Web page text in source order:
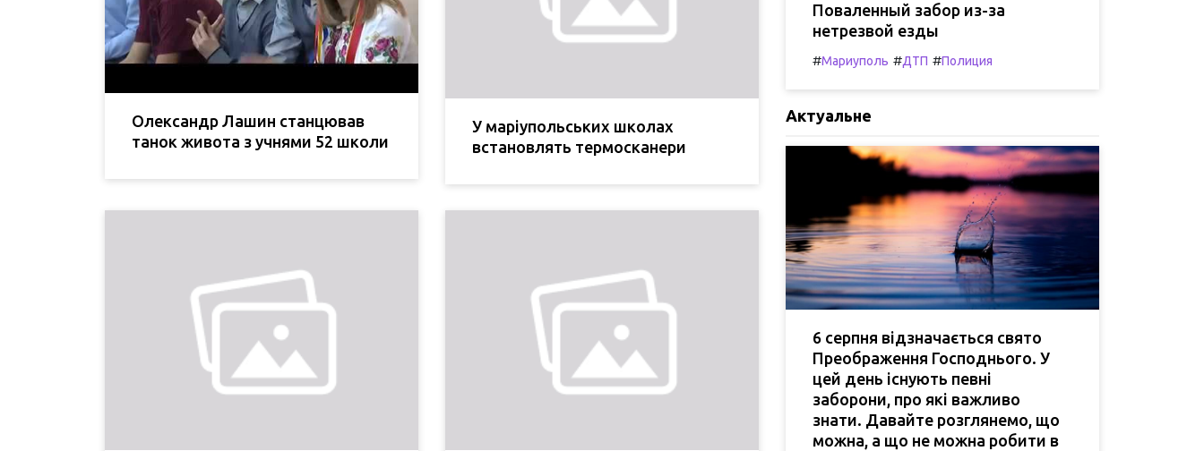
Олександр Лашин станцював
танок живота з учнями 52 школи
У маріупольських школах
встановлять термосканери
Поваленный забор из-за
нетрезвой езды
#Мариуполь #ДТП #Полиция
Актуальне
6 серпня відзначається свято
Преображення Господнього. У
цей день існують певні
заборони, про які важливо
знати. Давайте розглянемо, що
можна, а що не можна робити в